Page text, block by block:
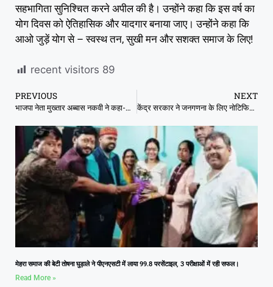
सहभागिता सुनिश्चित करने अपील की है। उन्होंने कहा कि इस वर्ष का
योग दिवस को ऐतिहासिक और यादगार बनाया जाए। उन्होंने कहा कि
आओ जुड़ें योग से – स्वस्थ तन, सुखी मन और सशक्त समाज के लिए!
recent visitors 89
PREVIOUS
भाजपा नेता मुख्तार अब्बास नकवी ने कहा-कांग्रेस लोगों के बीच भ्रम की स्थिति पैदा करना चाहती है
NEXT
केंद्र सरकार ने जनगणना के लिए नोटिफिकेशन जारी कर दिया, सियासत तेज, विपक्षी दल भाजपा पर हुए हमलावर
मेहरा समाज की बेटी तोषना घुड़ाले ने पीएनएसटी में लाया 99.8 परसेंटाइल, 3 परीक्षाओं में रही सफल।
Read More »